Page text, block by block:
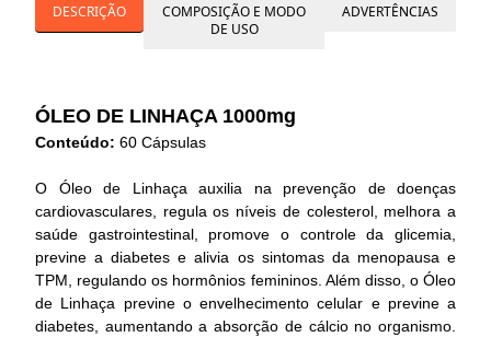
ADVERTÊNCIAS
COMPOSIÇÃO E MODO
DE USO
DESCRIÇÃO
ÓLEO DE LINHAÇA 1000mg
Conteúdo: 60 Cápsulas
O Óleo de Linhaça auxilia na prevenção de doenças
cardiovasculares, regula os níveis de colesterol, melhora a
saúde gastrointestinal, promove o controle da glicemia,
previne a diabetes e alivia os sintomas da menopausa e
TPM, regulando os hormônios femininos. Além disso, o Óleo
de Linhaça previne o envelhecimento celular e previne a
diabetes, aumentando a absorção de cálcio no organismo.